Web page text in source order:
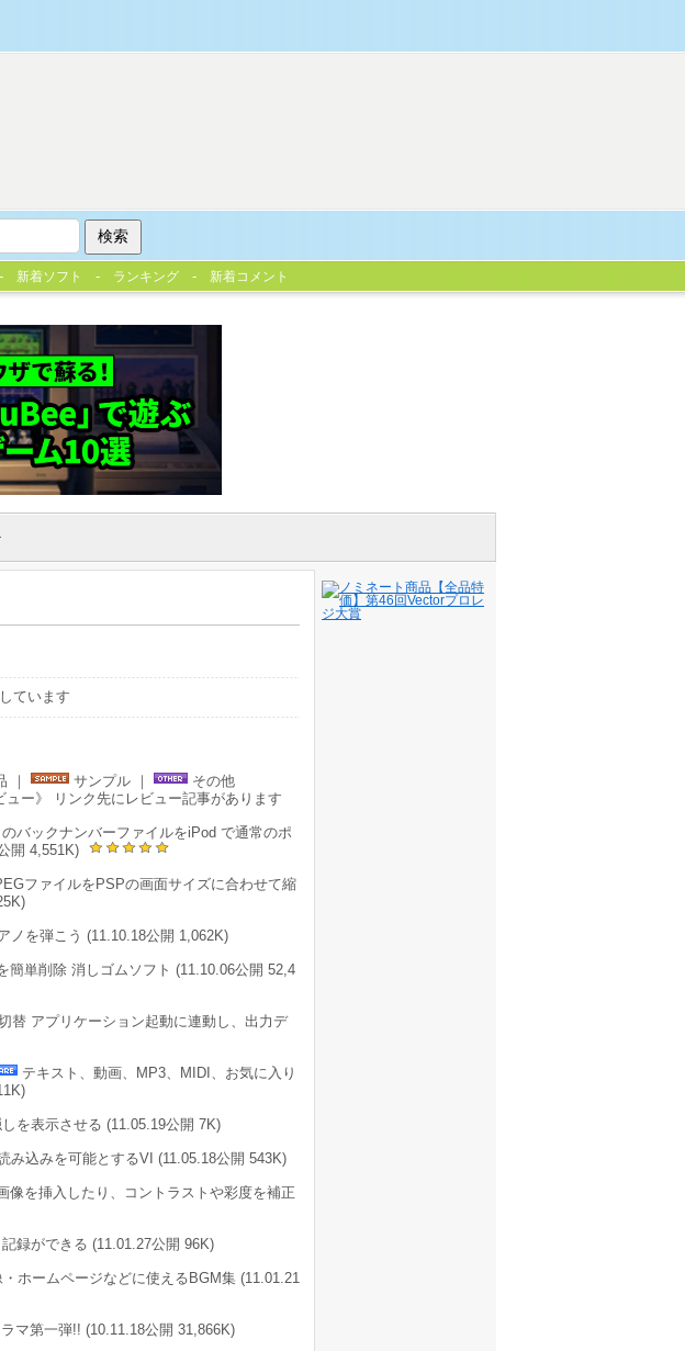
新着ソフト ランキング 新着コメント
ています
｜ サンプル ｜
その他
ー》 リンク先にレビュー記事があります
のバックナンバーファイルをiPod で通常のポ
開 4,551K)
ファイルをPSPの画面サイズに合わせて縮
ノを弾こう (11.10.18公開 1,062K)
簡単削除 消しゴムソフト (11.10.06公開 52,4
替 アプリケーション起動に連動し、出力デ
テキスト、動画、MP3、MIDI、お気に入り
を表示させる (11.05.19公開 7K)
み込みを可能とするVI (11.05.18公開 543K)
像を挿入したり、コントラストや彩度を補正
録ができる (11.01.27公開 96K)
ホームページなどに使えるBGM集 (11.01.21
マ第一弾!! (10.11.18公開 31,866K)